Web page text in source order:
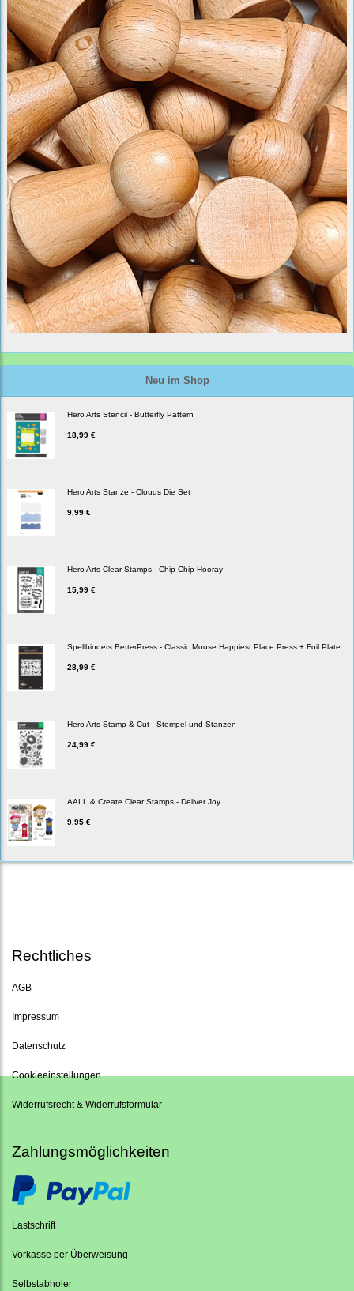
Neu im Shop
Hero Arts Stencil - Butterfly Pattern
18,99 €
Hero Arts Stanze - Clouds Die Set
9,99 €
Hero Arts Clear Stamps - Chip Chip Hooray
15,99 €
Spellbinders BetterPress - Classic Mouse Happiest Place Press + Foil Plate
28,99 €
Hero Arts Stamp & Cut - Stempel und Stanzen
24,99 €
AALL & Create Clear Stamps - Deliver Joy
9,95 €
Rechtliches
AGB
Impressum
Datenschutz
Cookieeinstellungen
Widerrufsrecht & Widerrufsformular
Zahlungsmöglichkeiten
Lastschrift
Vorkasse per Überweisung
Selbstabholer